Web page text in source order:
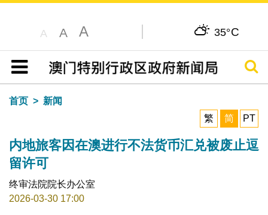
A A A 35°C
目录
搜寻
首页
新闻
繁
简 PT
内地旅客因在澳进行不法货币汇兑被废止逗
留许可
终审法院院长办公室
2026-03-30 17:00